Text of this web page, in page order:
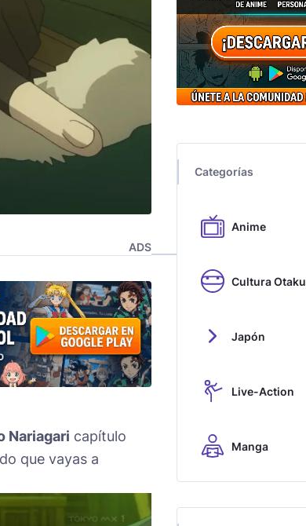
ADS
Nariagari capítulo
que vayas a
Categorías
Anime
Cultura Otaku
Japón
Live-Action
Manga